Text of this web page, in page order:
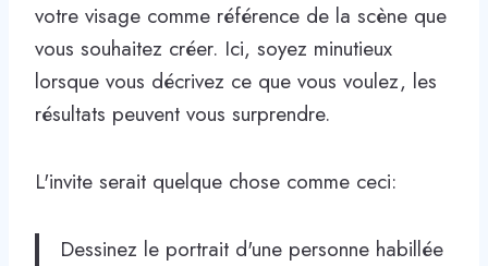
votre visage comme référence de la scène que
vous souhaitez créer. Ici, soyez minutieux
lorsque vous décrivez ce que vous voulez, les
résultats peuvent vous surprendre.
L'invite serait quelque chose comme ceci:
Dessinez le portrait d'une personne habillée